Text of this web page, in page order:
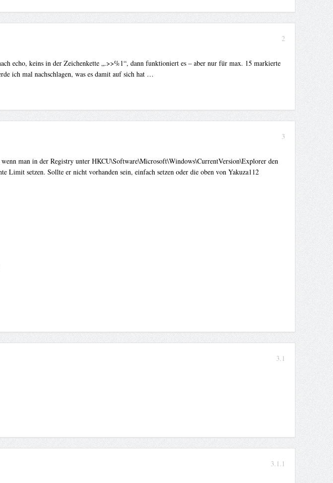
2
echo, keins in der Zeichenkette „.>>%1“, dann funktioniert es – aber nur für max. 15 markierte
ich mal nachschlagen, was es damit auf sich hat …
3
man in der Registry unter HKCU\Software\Microsoft\Windows\CurrentVersion\Explorer den
setzen. Sollte er nicht vorhanden sein, einfach setzen oder die oben von Yakuza112
3.1
3.1.1